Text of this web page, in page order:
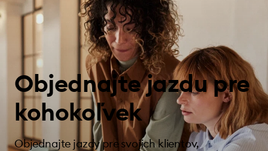
Objednajte jazdu pre
kohokoľvek
Objednajte jazdy pre svojich klientov,